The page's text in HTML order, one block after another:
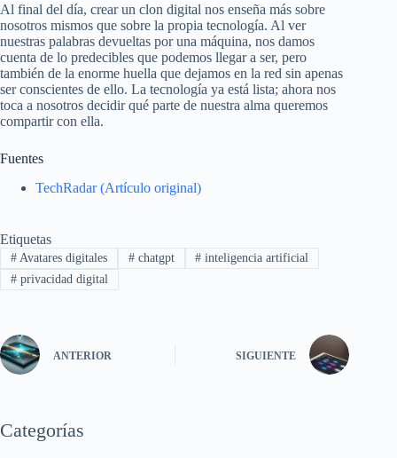
Al final del día, crear un clon digital nos enseña más sobre
nosotros mismos que sobre la propia tecnología. Al ver
nuestras palabras devueltas por una máquina, nos damos
cuenta de lo predecibles que podemos llegar a ser, pero
también de la enorme huella que dejamos en la red sin apenas
ser conscientes de ello. La tecnología ya está lista; ahora nos
toca a nosotros decidir qué parte de nuestra alma queremos
compartir con ella.
Fuentes
TechRadar (Artículo original)
Etiquetas
#Avatares digitales #chatgpt # inteligencia artificial
#privacidad digital
ANTERIOR SIGUIENTE
Categorías